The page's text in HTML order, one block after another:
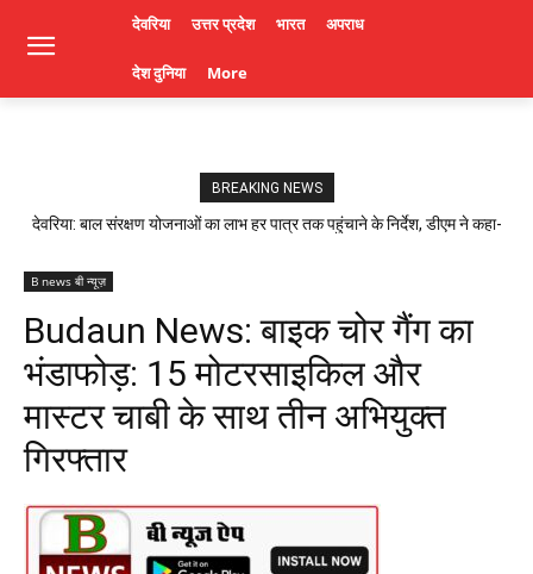
देवरिया उत्तर प्रदेश भारत अपराध
देश दुनिया More
BREAKING NEWS
देवरिया: बाल संरक्षण योजनाओं का लाभ हर पात्र तक पहुंचाने के निर्देश, डीएम ने कहा-
B news बी न्यूज़
Budaun News: बाइक चोर गैंग का
भंडाफोड़: 15 मोटरसाइकिल और
मास्टर चाबी के साथ तीन अभियुक्त
गिरफ्तार